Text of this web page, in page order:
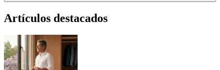
Artículos destacados